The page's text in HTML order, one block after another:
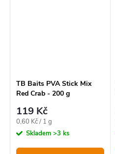
TB Baits PVA Stick Mix
Red Crab - 200 g
119 Kč
Měrná
cena:
0,60 Kč / 1 g
Skladem >3 ks